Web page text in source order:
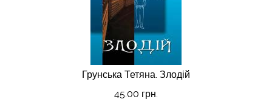
Грунська Тетяна. Злодій
45.00 грн.